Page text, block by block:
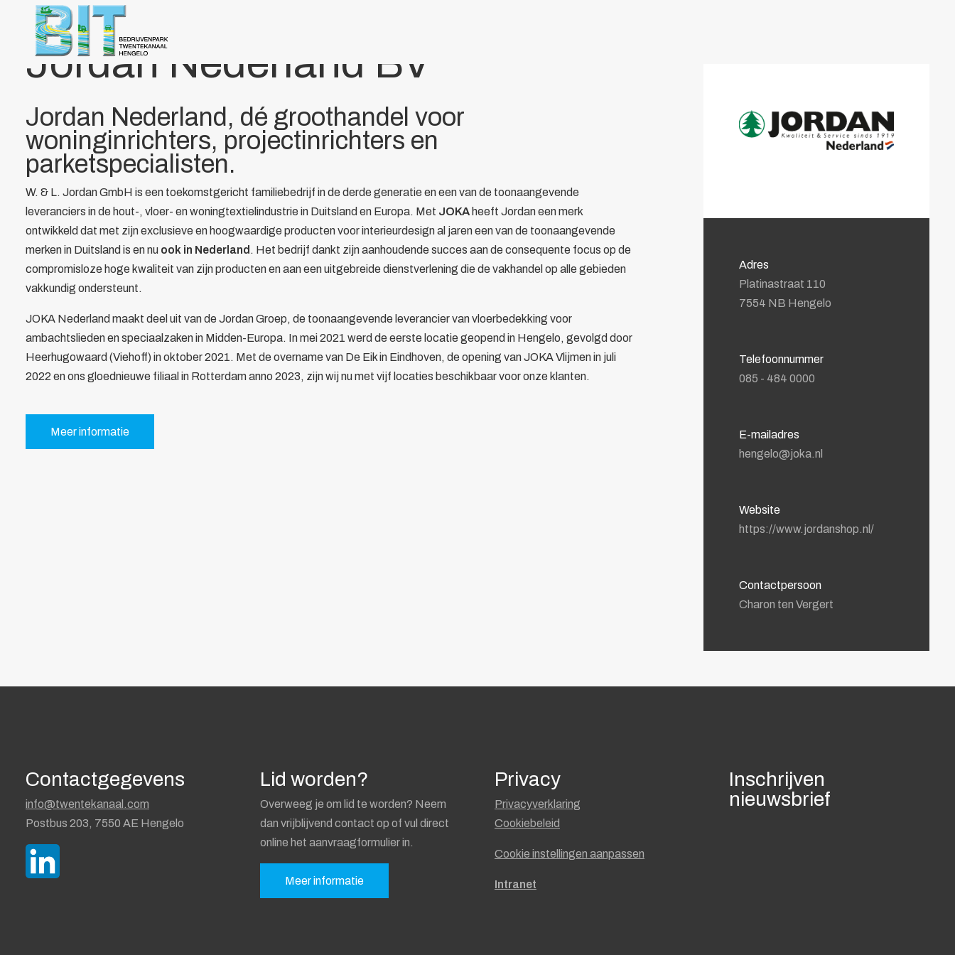
Over BIT
Bestuur
Doelstelling
Voordelen
Beheer bedrijvenpark Twentekanaal
Calamiteitenkaart
Veiligheid
Wijkagent
Camera in Beeld
Parkeren vrachtwagens
Collectief
Beveiliging
Bewegwijzering
Brandverzekering
Energiekosten Besparing
Veiligheidsopleidingen
Leden
Overzicht
Home / Leden / Overzicht
Jordan Nederland BV
Jordan Nederland, dé groothandel voor
woninginrichters, projectinrichters en
parketspecialisten.
W. & L. Jordan GmbH is een toekomstgericht familiebedrijf in de derde generatie en een van de toonaangevende
leveranciers in de hout-, vloer- en woningtextielindustrie in Duitsland en Europa. Met JOKA heeft Jordan een merk
ontwikkeld dat met zijn exclusieve en hoogwaardige producten voor interieurdesign al jaren een van de toonaangevende
merken in Duitsland is en nu ook in Nederland . Het bedrijf dankt zijn aanhoudende succes aan de consequente focus op de
compromisloze hoge kwaliteit van zijn producten en aan een uitgebreide dienstverlening die de vakhandel op alle gebieden
vakkundig ondersteunt.
JOKA Nederland maakt deel uit van de Jordan Groep, de toonaangevende leverancier van vloerbedekking voor
ambachtslieden en speciaalzaken in Midden-Europa. In mei 2021 werd de eerste locatie geopend in Hengelo, gevolgd door
Heerhugowaard (Viehoff) in oktober 2021. Met de overname van De Eik in Eindhoven, de opening van JOKA Vlijmen in juli
2022 en ons gloednieuwe filiaal in Rotterdam anno 2023, zijn wij nu met vijf locaties beschikbaar voor onze klanten.
Meer informatie
Adres
Platinastraat 110
7554 NB Hengelo
Telefoonnummer
085 - 484 0000
E-mailadres
hengelo@joka.nl
Website
https://www.jordanshop.nl/
Contactpersoon
Charon ten Vergert
Contactgegevens
info@twentekanaal.com
Postbus 203, 7550 AE Hengelo
Lid worden?
Overweeg je om lid te worden? Neem
dan vrijblijvend contact op of vul direct
online het aanvraagformulier in.
Meer informatie
Privacy
Privacyverklaring
Cookiebeleid
Cookie instellingen aanpassen
Intranet
Inschrijven
nieuwsbrief